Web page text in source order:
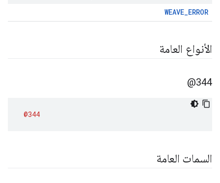
WEAVE_ERROR
الأنواع العامة
344@
@344
السمات العامة